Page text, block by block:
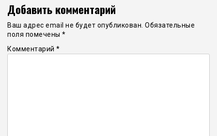
Добавить комментарий
Ваш адрес email не будет опубликован. Обязательные
поля помечены *
Комментарий *